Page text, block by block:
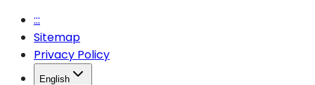
:::
Sitemap
Privacy Policy
English